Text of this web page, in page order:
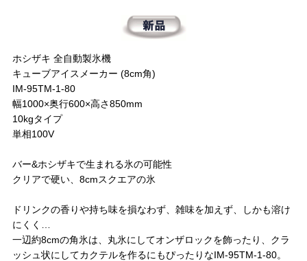
ホシザキ 全自動製氷機
キューブアイスメーカー (8cm角)
IM-95TM-1-80
幅1000×奥行600×高さ850mm
10kgタイプ
単相100V
バー&ホシザキで生まれる氷の可能性
クリアで硬い、8cmスクエアの氷
ドリンクの香りや持ち味を損なわず、雑味を加えず、しかも溶け
にくく…
一辺約8cmの角氷は、丸氷にしてオンザロックを飾ったり、クラ
ッシュ状にしてカクテルを作るにもぴったりなIM-95TM-1-80。